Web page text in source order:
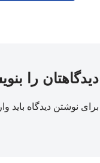
دیدگاهتان را
برای نوشتن دیدگاه باید